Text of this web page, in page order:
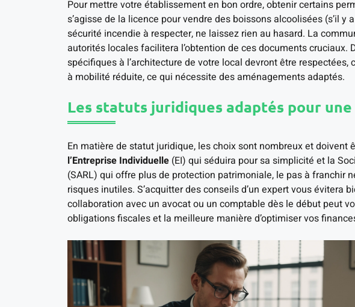
Pour mettre votre établissement en bon ordre, obtenir certains
s’agisse de la licence pour vendre des boissons alcoolisées (s’il y
sécurité incendie à respecter, ne laissez rien au hasard. La
autorités locales facilitera l’obtention de ces documents cruciaux.
spécifiques à l’architecture de votre local devront être respectées,
à mobilité réduite, ce qui nécessite des aménagements adaptés.
Les statuts juridiques adaptés pour
En matière de statut juridique, les choix sont nombreux et doivent
l’Entreprise Individuelle (EI) qui séduira pour sa simplicité et la
(SARL) qui offre plus de protection patrimoniale, le pas à franchir
risques inutiles. S’acquitter des conseils d’un expert vous évitera
collaboration avec un avocat ou un comptable dès le début peut
obligations fiscales et la meilleure manière d’optimiser vos